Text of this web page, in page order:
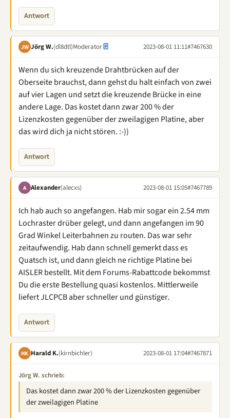
Antwort
JW Jörg W.(dl8dtl)Moderator 2023-08-01 11:11#7467630
Wenn du sich kreuzende Drahtbrücken auf der
Oberseite brauchst, dann gehst du halt einfach von zwei
auf vier Lagen und setzt die kreuzende Brücke in eine
andere Lage. Das kostet dann zwar 200 % der
Lizenzkosten gegenüber der zweilagigen Platine, aber
das wird dich ja nicht stören. :-))
Antwort
A Alexander(alecxs) 2023-08-01 15:05#7467789
Ich hab auch so angefangen. Hab mir sogar ein 2.54 mm
Lochraster drüber gelegt, und dann angefangen im 90
Grad Winkel Leiterbahnen zu routen. Das war sehr
zeitaufwendig. Hab dann schnell gemerkt dass es
Quatsch ist, und dann gleich ne richtige Platine bei
AISLER bestellt. Mit dem Forums-Rabattcode bekommst
Du die erste Bestellung quasi kostenlos. Mittlerweile
liefert JLCPCB aber schneller und günstiger.
Antwort
HK Harald K.(kirnbichler) 2023-08-01 17:04#7467871
Jörg W. schrieb:
Das kostet dann zwar 200 % der Lizenzkosten gegenüber
der zweilagigen Platine